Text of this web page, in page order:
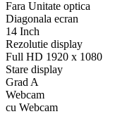
Fara Unitate optica
Diagonala ecran
14 Inch
Rezolutie display
Full HD 1920 x 1080
Stare display
Grad A
Webcam
cu Webcam